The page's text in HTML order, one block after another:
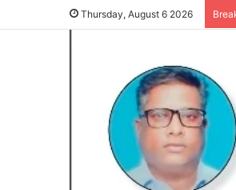
Thursday, August 6 2026